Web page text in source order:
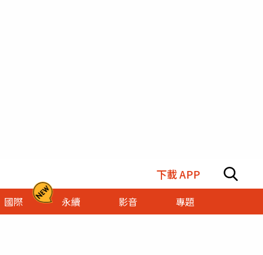
下載 APP
國際 永續 影音 專題